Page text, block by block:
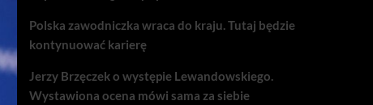
Polska zawodniczka wraca do kraju. Tutaj będzie
kontynuować karierę
Jerzy Brzęczek o występie Lewandowskiego.
Wystawiona ocena mówi sama za siebie